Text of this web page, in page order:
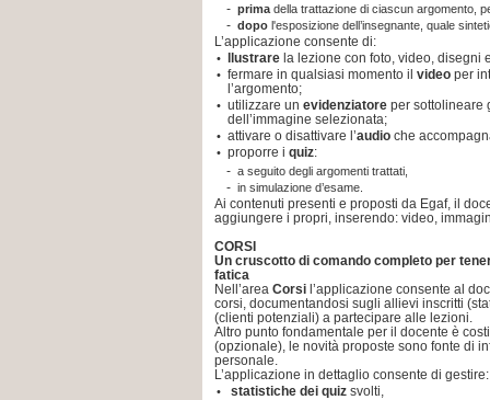
- prima della trattazione di ciascun argomento,
- dopo l'esposizione dell’insegnante, quale
L’applicazione consente di:
• llustrare la lezione con foto, video, disegni
• fermare in qualsiasi momento il video per
l’argomento;
• utilizzare un evidenziatore per sottolineare
dell’immagine selezionata;
• attivare o disattivare l’audio che
• proporre i quiz:
- a seguito degli argomenti trattati,
- in simulazione d’esame.
Ai contenuti presenti e proposti da Egaf, il
aggiungere i propri, inserendo: video,
CORSI
Un cruscotto di comando completo per
fatica
Nell’area Corsi l’applicazione consente al
corsi, documentandosi sugli allievi inscritti
(clienti potenziali) a partecipare alle lezioni.
Altro punto fondamentale per il docente è
(opzionale), le novità proposte sono fonte di
personale.
L’applicazione in dettaglio consente di gestire:
• statistiche dei quiz svolti,